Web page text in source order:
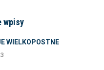
wpisy
WIELKOPOSTNE